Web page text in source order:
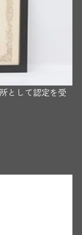
として認定を受